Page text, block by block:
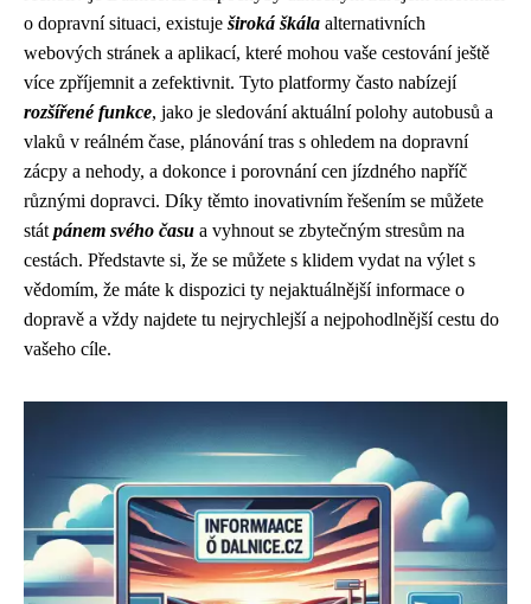
o dopravní situaci, existuje široká škála alternativních
webových stránek a aplikací, které mohou vaše cestování ještě
více zpříjemnit a zefektivnit. Tyto platformy často nabízejí
rozšířené funkce, jako je sledování aktuální polohy autobusů a
vlaků v reálném čase, plánování tras s ohledem na dopravní
zácpy a nehody, a dokonce i porovnání cen jízdného napříč
různými dopravci. Díky těmto inovativním řešením se můžete
stát pánem svého času a vyhnout se zbytečným stresům na
cestách. Představte si, že se můžete s klidem vydat na výlet s
vědomím, že máte k dispozici ty nejaktuálnější informace o
dopravě a vždy najdete tu nejrychlejší a nejpohodlnější cestu do
vašeho cíle.